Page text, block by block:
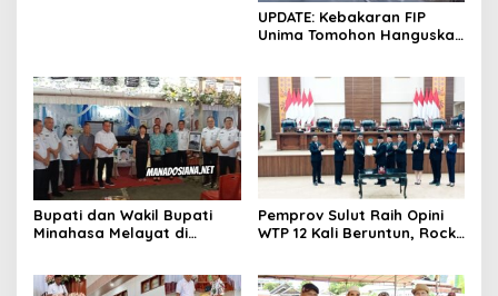
UPDATE: Kebakaran FIP
Unima Tomohon Hanguskan
Bupati dan Wakil Bupati
Minahasa Melayat di
Remboken
Pemprov Sulut Raih Opini
WTP 12 Kali Beruntun, Rocky